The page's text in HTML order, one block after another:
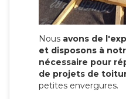
Nous avons de
et disposons à
nécessaire pour
de projets de
petites envergures.